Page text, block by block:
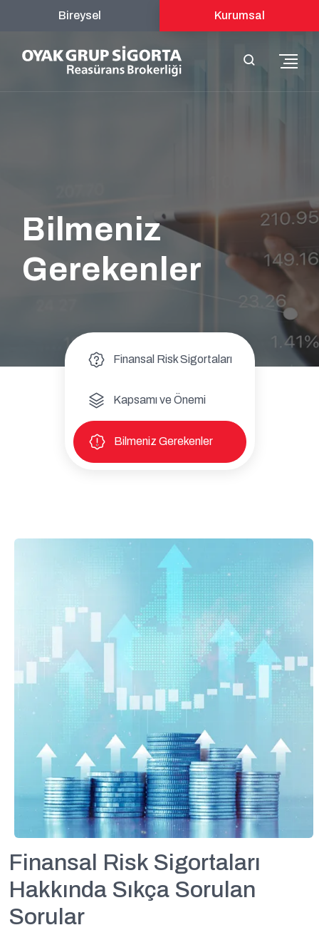
Bireysel Kurumsal
Bilmeniz
Gerekenler
Finansal Risk Sigortaları
Kapsamı ve Önemi
Bilmeniz Gerekenler
Finansal Risk Sigortaları
Hakkında Sıkça Sorulan
Sorular